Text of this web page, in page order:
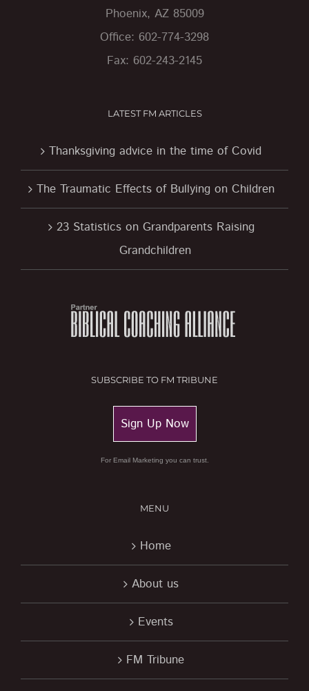
Phoenix, AZ 85009
Office: 602-774-3298
Fax: 602-243-2145
LATEST FM ARTICLES
Thanksgiving advice in the time of Covid
The Traumatic Effects of Bullying on Children
23 Statistics on Grandparents Raising
Grandchildren
SUBSCRIBE TO FM TRIBUNE
Sign Up Now
For Email Marketing you can trust.
MENU
Home
About us
Events
FM Tribune